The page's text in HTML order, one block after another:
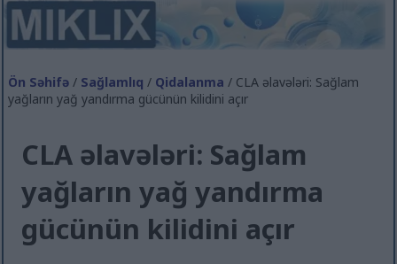
Ön Səhifə / Sağlamlıq / Qidalanma / CLA əlavələri: Sağlam
yağların yağ yandırma gücünün kilidini açır
CLA əlavələri: Sağlam
yağların yağ yandırma
gücünün kilidini açır